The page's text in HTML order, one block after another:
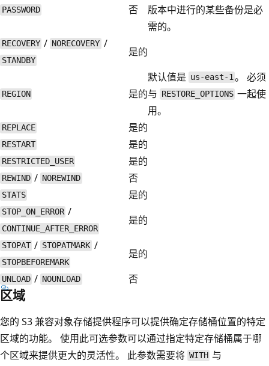
PASSWORD 否
版本中进行的某些备份是必
需的。
RECOVERY / NORECOVERY /
STANDBY
是的
REGION 是的
默认值是 us-east-1。 必须
与 RESTORE_OPTIONS 一起使
用。
REPLACE 是的
RESTART 是的
RESTRICTED_USER 是的
REWIND / NOREWIND 否
STATS 是的
STOP_ON_ERROR /
CONTINUE_AFTER_ERROR
是的
STOPAT / STOPATMARK /
STOPBEFOREMARK
是的
UNLOAD / NOUNLOAD 否
区域
您的 S3 兼容对象存储提供程序可以提供确定存储桶位置的特定
区域的功能。 使用此可选参数可以通过指定特定存储桶属于哪
个区域来提供更大的灵活性。 此参数需要将 WITH 与